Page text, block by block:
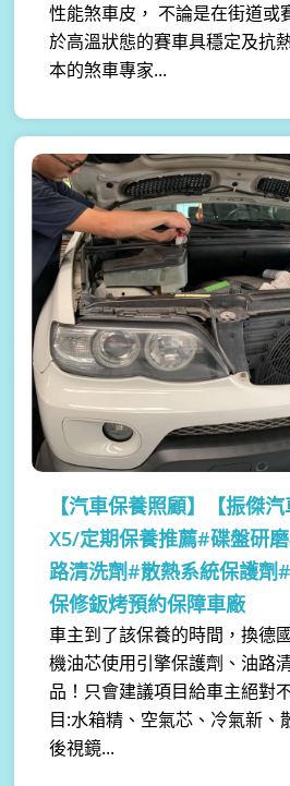
性能煞車皮， 不論是在街道或
於高溫狀態的賽車具穩定及抗
本的煞車專家...
【汽車保養照顧】
【振傑
X5/定期保養推薦#碟盤研
路清洗劑#散熱系統保護劑
保修鈑烤預約保障車廠
車主到了該保養的時間，換德
機油芯使用引擎保護劑、油路
品！只會建議項目給車主絕對
目:水箱精、空氣芯、冷氣新、
後視鏡...